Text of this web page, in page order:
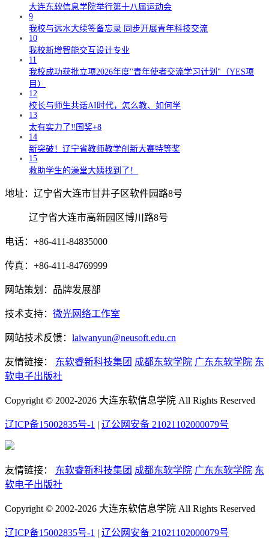
大连东软信息学院举行第十八届运动会
9
我校与远水大续签备忘录 同步开展青年科技交流
10
我校新增智能交互设计专业
11
我校成功获批立项2026年度"青年使者交流学习计划"（YES项
目）
12
校长与师生共话AI时代，怎么教、如何学
13
太有实力了‼️国奖+8
14
新突破！辽宁省教师教学创新大赛特等奖
15
救助学生的澡堂大姨找到了！
地址：辽宁省大连市甘井子区软件园路8号
辽宁省大连市高新园区博川路8号
电话：+86-411-84835000
传真：+86-411-84769999
网站策划：品牌发展部
技术支持： 微光网络工作室
网站技术反馈： laiwanyun@neusoft.edu.cn
友情链接： 东软睿新科技集团 成都东软学院 广东东软学院 东
软电子出版社
Copyright © 2002-2026 大连东软信息学院 All Rights Reserved
辽ICP备15002835号-1 | 辽公网安备 21021102000079号
友情链接： 东软睿新科技集团 成都东软学院 广东东软学院 东
软电子出版社
Copyright © 2002-2026 大连东软信息学院 All Rights Reserved
辽ICP备15002835号-1 | 辽公网安备 21021102000079号